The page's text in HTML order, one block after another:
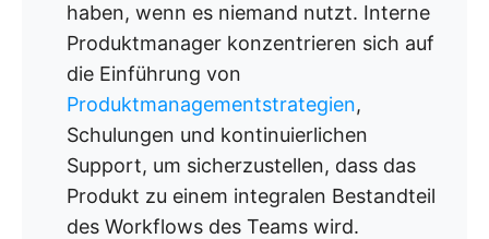
haben, wenn es niemand nutzt. Interne
Produktmanager konzentrieren sich auf
die Einführung von
Produktmanagementstrategien,
Schulungen und kontinuierlichen
Support, um sicherzustellen, dass das
Produkt zu einem integralen Bestandteil
des Workflows des Teams wird.